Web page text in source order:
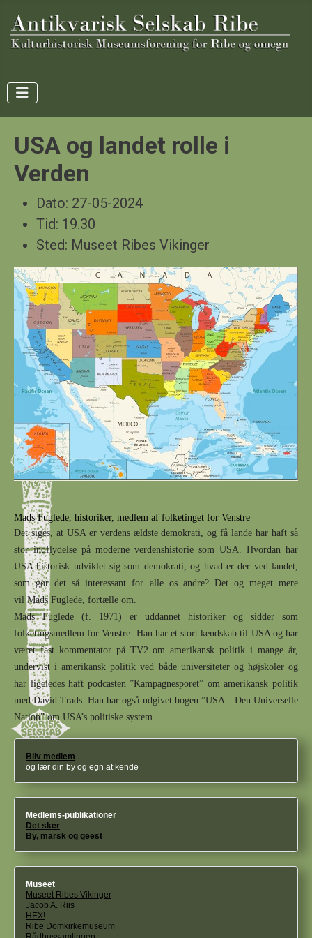
USA og landet rolle i
Verden
Dato: 27-05-2024
Tid: 19.30
Sted: Museet Ribes Vikinger
Mads Fuglede, historiker, medlem af folketinget for Venstre
Det siges, at USA er verdens ældste demokrati, og få lande har haft så
stor indflydelse på moderne verdenshistorie som USA. Hvordan har
USA historisk udviklet sig som demokrati, og hvad er der ved landet,
som gør det så interessant for alle os andre? Det og meget mere
vil Mads Fuglede, fortælle om.
Mads Fuglede (f. 1971) er uddannet historiker og sidder som
folketingsmedlem for Venstre. Han har et stort kendskab til USA og har
været fast kommentator på TV2 om amerikansk politik i mange år,
undervist i amerikansk politik ved både universiteter og højskoler og
har ligeledes haft podcasten ”Kampagnesporet” om amerikansk politik
med David Trads. Han har også udgivet bogen ”USA – Den Universelle
Nation” om USA’s politiske system.
Bliv medlem
og lær din by og egn at kende
Medlems-publikationer
Det sker
By, marsk og geest
Museet
Museet Ribes Vikinger
Jacob A. Riis
HEX!
Ribe Domkirkemuseum